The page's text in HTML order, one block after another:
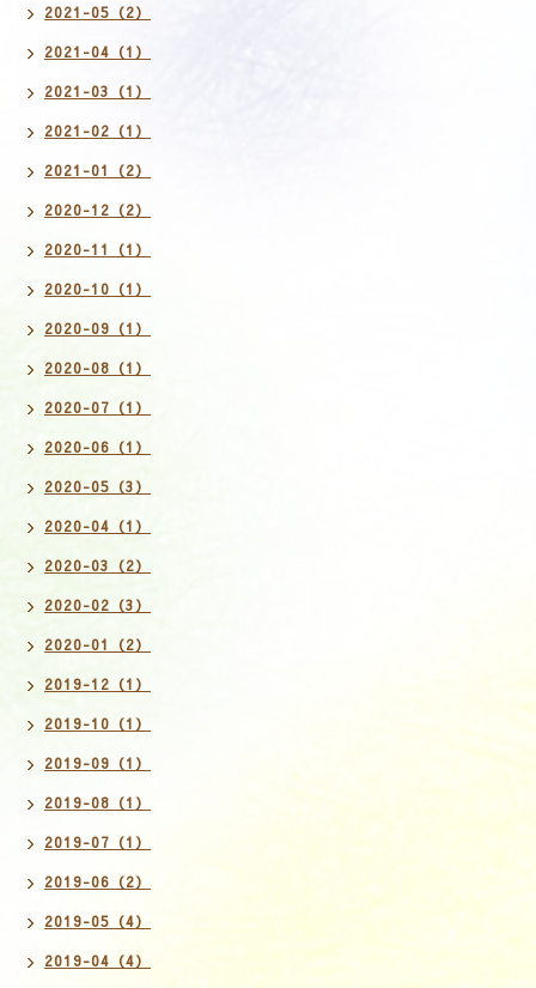
2021-05（2）
2021-04（1）
2021-03（1）
2021-02（1）
2021-01（2）
2020-12（2）
2020-11（1）
2020-10（1）
2020-09（1）
2020-08（1）
2020-07（1）
2020-06（1）
2020-05（3）
2020-04（1）
2020-03（2）
2020-02（3）
2020-01（2）
2019-12（1）
2019-10（1）
2019-09（1）
2019-08（1）
2019-07（1）
2019-06（2）
2019-05（4）
2019-04（4）